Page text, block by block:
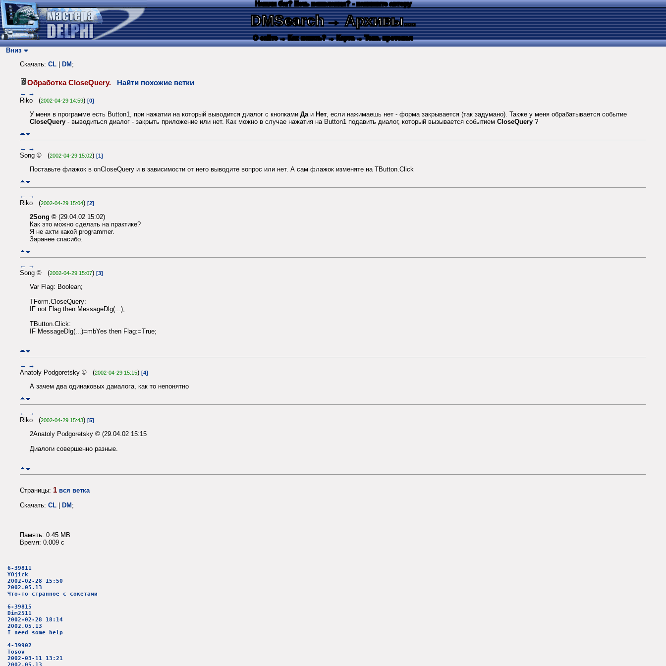
Нашли баг? Есть пожелания? - напишите автору
DMSearch→ Архивы...
О сайте → Как искать? → Карта → Текс. протокол
Вниз
Скачать: CL DM ;
Обработка CloseQuery. Найти похожие ветки
← →
Riko (2002-04-29 14:59) [0]
У меня в программе есть Button1, при нажатии на который выводится диалог с кнопками Даи Нет, если нажимаешь нет - форма закрывается (так задумано). Также у меня обрабатывается событие
CloseQuery - выводиться диалог - закрыть приложение или нет. Как можно в случае нажатия на Button1 подавить диалог, который вызывается событием CloseQuery ?
← →
Song © (2002-04-29 15:02) [1]
Поставьте флажок в onCloseQuery и в зависимости от него выводите вопрос или нет. А сам флажок изменяте на TButton.Click
← →
Riko (2002-04-29 15:04) [2]
2Song © (29.04.02 15:02)
Как это можно сделать на практике?
Я не ахти какой programmer.
Заранее спасибо.
← →
Song © (2002-04-29 15:07) [3]
Var Flag: Boolean;
TForm.CloseQuery:
IF not Flag then MessageDlg(...);
TButton.Click:
IF MessageDlg(...)=mbYes then Flag:=True;
← →
Anatoly Podgoretsky © (2002-04-29 15:15) [4]
А зачем два одинаковых даиалога, как то непонятно
← →
Riko (2002-04-29 15:43) [5]
2Anatoly Podgoretsky © (29.04.02 15:15
Диалоги совершенно разные.
Страницы: 1 вся ветка
Скачать: CL | DM;
Память: 0.45 MB
Время: 0.009 c
6-39811
YOjick
2002-02-28 15:50
2002.05.13
Что-то странное с сокетами
6-39815
Dim2511
2002-02-28 18:14
2002.05.13
I need some help
4-39902
Tosov
2002-03-11 13:21